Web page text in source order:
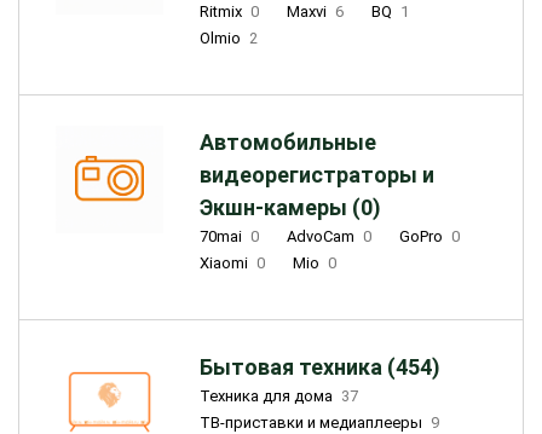
Ritmix 0 Maxvi 6 BQ 1
Olmio 2
Автомобильные
видеорегистраторы и
Экшн-камеры (0)
70mai 0 AdvoCam 0 GoPro 0
Xiaomi 0 Mio 0
Бытовая техника (454)
Техника для дома 37
ТВ-приставки и медиаплееры 9